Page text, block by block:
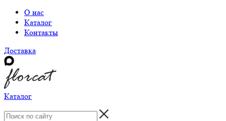
О нас
Каталог
Контакты
Доставка
Каталог